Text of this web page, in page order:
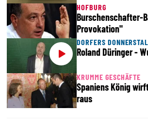
HOFBURG
Burschenschafter-
Provokation"
DORFERS
Roland Düringer -
KRUMME GESCHÄFTE
Spaniens König
raus